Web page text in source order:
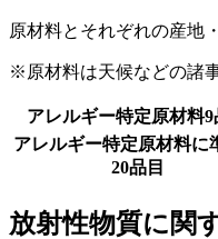
原材料とそれぞれの産地
※原材料は天候などの諸
アレルギー特定原材料9
アレルギー特定原材料に
20品目
放射性物質に関